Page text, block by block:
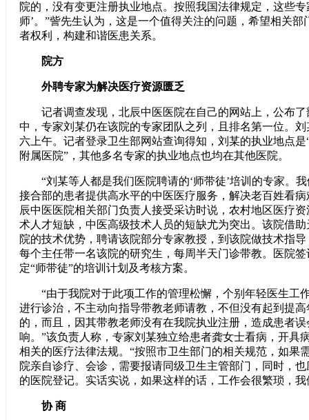
院的，没有变更注册执业地点。按照我国法律规定，这些专
师’。”訾先生认为，这是一个值得关注的问题，希望相关
者权利，构建和谐医患关系。
院方
外聘专家为解决医疗资源匮乏
记者调查发现，北辰中医医院在自己的网站上，公布了
中，专家刘某仍在该院的专家团队之列，且排名第一位。刘
六上午。记者登录卫生部网站查询得知，刘某的执业地点
附属医院”，其他多名专家的执业地点也均在其他医院。
“刘某等人都是我们医院聘请的‘师带徒’培训的专家。我
接合部的患者提供高水平的中医医疗服务，解决老百姓看
辰中医医院相关部门负责人接受采访时说，农村地区医疗
术人才短缺，中医高级技术人员的短缺尤为突出。该院借
院的技术优势，聘请该院部分专家教授，到该院做技术指
每个主任带一名该院的研究生，每周半天门诊带教。医院签
定“师带徒”的培训计划及考核方案。
“由于我院对于此项工作的管理松懈，个别年轻医生工
进行诊治，不主动向指导带教老师请教，不但没有起到提
的，而且，因其带教老师没有在我院执业注册，造成患者
响。”该负责人称，专家刘某独立给患者龚女士看病，开具
相关的医疗法律法规。“按照市卫生部门的相关规范，如果
院亲自诊疗、会诊，需要报请同级卫生主管部门，同时，
的医院登记。实话实说，如果这样的话，工作会很繁琐，我
协 商